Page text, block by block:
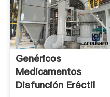
Genéricos
Medicamentos
Disfunción Eréctil